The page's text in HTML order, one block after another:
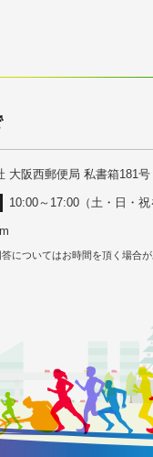
大阪西郵便局 私書箱181
10:00～17:00（土・日・
についてはお時間を頂く場合